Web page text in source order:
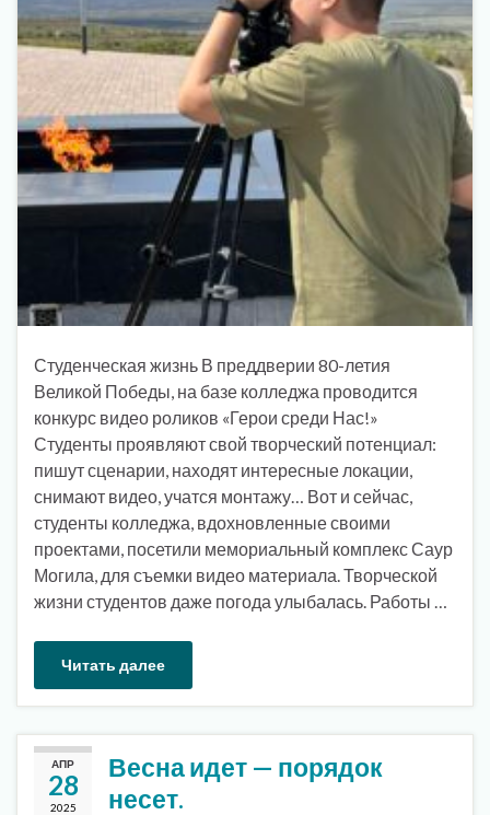
Студенческая жизнь В преддверии 80-летия
Великой Победы, на базе колледжа проводится
конкурс видео роликов «Герои среди Нас!»
Студенты проявляют свой творческий потенциал:
пишут сценарии, находят интересные локации,
снимают видео, учатся монтажу… Вот и сейчас,
студенты колледжа, вдохновленные своими
проектами, посетили мемориальный комплекс Саур
Могила, для съемки видео материала. Творческой
жизни студентов даже погода улыбалась. Работы …
Читать далее
АПР
28
2025
Весна идет — порядок
несет.